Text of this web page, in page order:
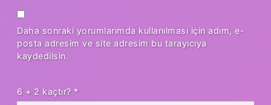
Daha sonraki yorumlarımda kullanılması için adım, e-
posta adresim ve site adresim bu tarayıcıya
kaydedilsin.
6 + 2 kaçtır? *